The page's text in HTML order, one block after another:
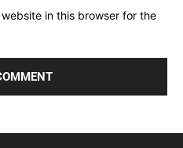
in this browser for the